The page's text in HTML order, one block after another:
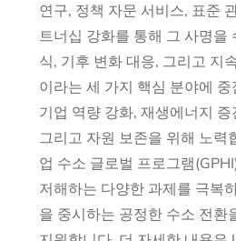
연구, 정책 자문 서비스, 표준
트너십 강화를 통해 그 사명을
식, 기후 변화 대응, 그리고 지
이라는 세 가지 핵심 분야에
기업 역량 강화, 재생에너지
그리고 자원 보존을 위해 노력
업 수소 글로벌 프로그램
저해하는 다양한 과제를 극복
을 중시하는 공정한 수소 전환